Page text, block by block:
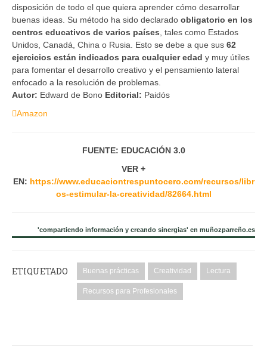
disposición de todo el que quiera aprender cómo desarrollar
buenas ideas. Su método ha sido declarado obligatorio en los
centros educativos de varios países , tales como Estados
Unidos, Canadá, China o Rusia. Esto se debe a que sus 62
ejercicios están indicados para cualquier edad y muy útiles
para fomentar el desarrollo creativo y el pensamiento lateral
enfocado a la resolución de problemas.
Autor: Edward de Bono Editorial: Paidós
Amazon
FUENTE: EDUCACIÓN 3.0
VER +
EN: https://www.educaciontrespuntocero.com/recursos/libr
os-estimular-la-creatividad/82664.html
'compartiendo información y creando sinergias' en muñozparreño.es
ETIQUETADO Buenas prácticas Creatividad Lectura
Recursos para Profesionales